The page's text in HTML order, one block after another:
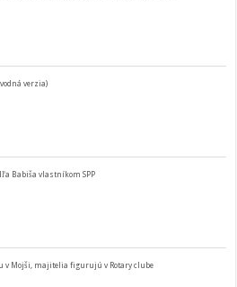
verzia)
Babiša vlastníkom SPP
v Mojši, majitelia figurujú v Rotary clube